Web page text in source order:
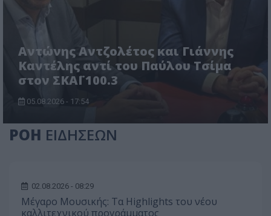
Αντώνης Αντζολέτος και Γιάννης
Καντέλης αντί του Παύλου Τσίμα
στον ΣΚΑΪ 100.3
05.08.2026 - 17:54
ΡΟΗ ΕΙΔΗΣΕΩΝ
02.08.2026 - 08:29
Μέγαρο Μουσικής: Τα Highlights του νέου
καλλιτεχνικού προγράμματος